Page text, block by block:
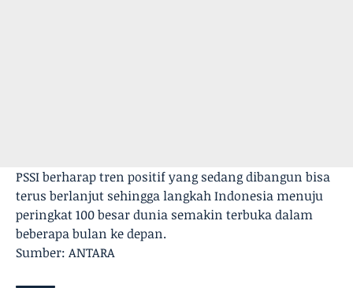
PSSI berharap tren positif yang sedang dibangun bisa
terus berlanjut sehingga langkah Indonesia menuju
peringkat 100 besar dunia semakin terbuka dalam
beberapa bulan ke depan.
Sumber: ANTARA